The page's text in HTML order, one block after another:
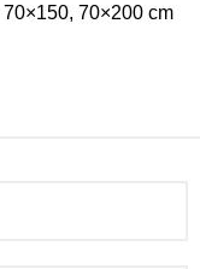
70×200 cm